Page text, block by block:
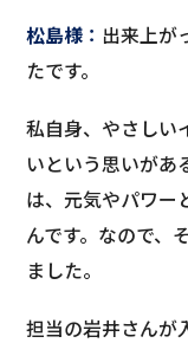
松島様 ： 出来上が
たです。
私自身、やさしい
いという思いがあ
は、元気やパワー
んです。なので、
ました。
担当の岩井さんが